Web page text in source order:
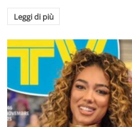
Leggi di più